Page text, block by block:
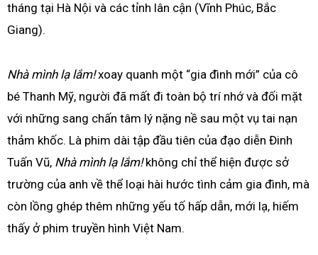
tháng tại Hà Nội và các tỉnh lân cận (Vĩnh Phúc, Bắc
Giang).
Nhà mình lạ lắm!xoay quanh một “gia đình mới” của cô
bé Thanh Mỹ, người đã mất đi toàn bộ trí nhớ và đối mặt
với những sang chấn tâm lý nặng nề sau một vụ tai nạn
thảm khốc. Là phim dài tập đầu tiên của đạo diễn Đinh
Tuấn Vũ, Nhà mình lạ lắm!không chỉ thể hiện được sở
trường của anh về thể loại hài hước tình cảm gia đình, mà
còn lồng ghép thêm những yếu tố hấp dẫn, mới lạ, hiếm
thấy ở phim truyền hình Việt Nam.